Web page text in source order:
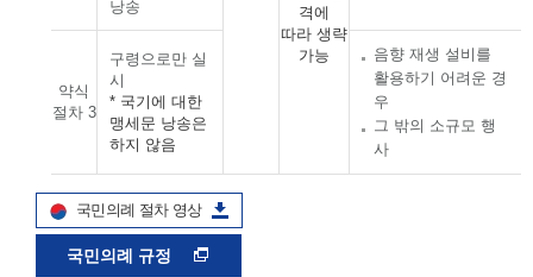
격에
따라 생략
가능
낭송
약식
절차 3
구령으로만 실
시
* 국기에 대한
맹세문 낭송은
하지 않음
음향 재생 설비를
활용하기 어려운 경
우
그 밖의 소규모 행
사
국민의례 절차 영상
국민의례 규정